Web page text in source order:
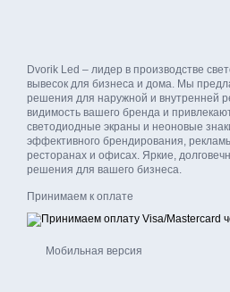
Dvorik Led – лидер в производстве
вывесок для бизнеса и дома. Мы
решения для наружной и внутренней
видимость вашего бренда и
светодиодные экраны и неоновые
эффективного брендирования,
ресторанах и офисах. Яркие,
решения для вашего бизнеса.
Принимаем к оплате
Мобильная версия